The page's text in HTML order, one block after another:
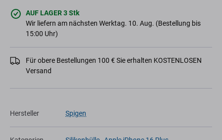
AUF LAGER 3 Stk
Wir liefern am nächsten Werktag. 10. Aug. (Bestellung bis
15:00 Uhr)
Für obere Bestellungen 100 € Sie erhalten KOSTENLOSEN
Versand
Hersteller Spigen